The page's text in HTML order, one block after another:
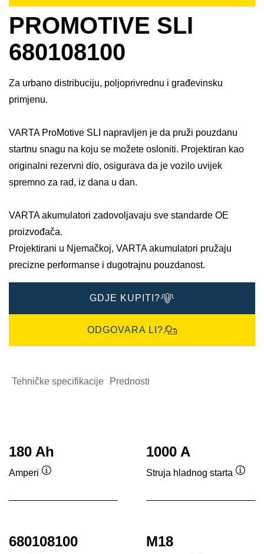
PROMOTIVE SLI
680108100
Za urbano distribuciju, poljoprivrednu i građevinsku
primjenu.
VARTA ProMotive SLI napravljen je da pruži pouzdanu
startnu snagu na koju se možete osloniti. Projektiran kao
originalni rezervni dio, osigurava da je vozilo uvijek
spremno za rad, iz dana u dan.​
VARTA akumulatori zadovoljavaju sve standarde OE
proizvođača.​
Projektirani u Njemačkoj, VARTA akumulatori pružaju
precizne performanse i dugotrajnu pouzdanost.
GDJE KUPITI?
ODGOVARA LI?
Tehničke specifikacije Prednosti
180 Ah
Amperi
1000 A
Struja hladnog starta
680108100 M18